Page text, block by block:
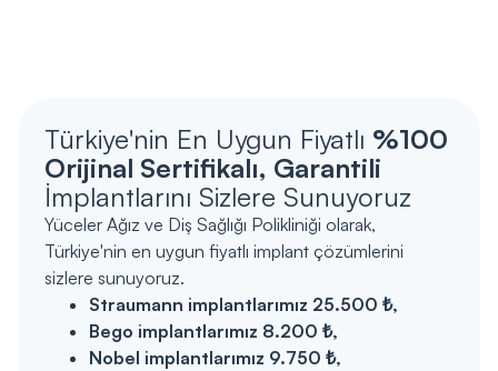
Türkiye'nin En Uygun Fiyatlı %100
Orijinal Sertifikalı, Garantili
İmplantlarını Sizlere Sunuyoruz
Yüceler Ağız ve Diş Sağlığı Polikliniği olarak,
Türkiye'nin en uygun fiyatlı implant çözümlerini
sizlere sunuyoruz.
Straumann implantlarımız 25.500 ₺,
Bego implantlarımız 8.200 ₺,
‍Nobel implantlarımız 9.750 ₺,